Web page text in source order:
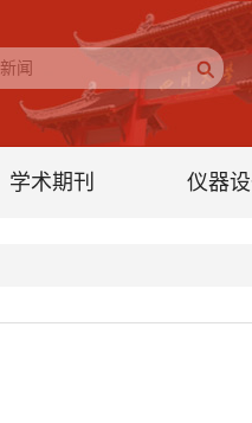
学术期刊 仪器